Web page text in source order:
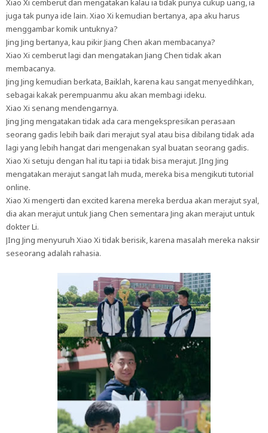
Xiao Xi cemberut dan mengatakan kalau ia tidak punya cukup uang, ia
juga tak punya ide lain. Xiao Xi kemudian bertanya, apa aku harus
menggambar komik untuknya?
Jing Jing bertanya, kau pikir Jiang Chen akan membacanya?
Xiao Xi cemberut lagi dan mengatakan Jiang Chen tidak akan
membacanya.
Jing Jing kemudian berkata, Baiklah, karena kau sangat menyedihkan,
sebagai kakak perempuanmu aku akan membagi ideku.
Xiao Xi senang mendengarnya.
Jing Jing mengatakan tidak ada cara mengekspresikan perasaan
seorang gadis lebih baik dari merajut syal atau bisa dibilang tidak ada
lagi yang lebih hangat dari mengenakan syal buatan seorang gadis.
Xiao Xi setuju dengan hal itu tapi ia tidak bisa merajut. JIng Jing
mengatakan merajut sangat lah muda, mereka bisa mengikuti tutorial
online.
Xiao Xi mengerti dan excited karena mereka berdua akan merajut syal,
dia akan merajut untuk Jiang Chen sementara Jing akan merajut untuk
dokter Li.
JIng Jing menyuruh Xiao Xi tidak berisik, karena masalah mereka naksir
seseorang adalah rahasia.